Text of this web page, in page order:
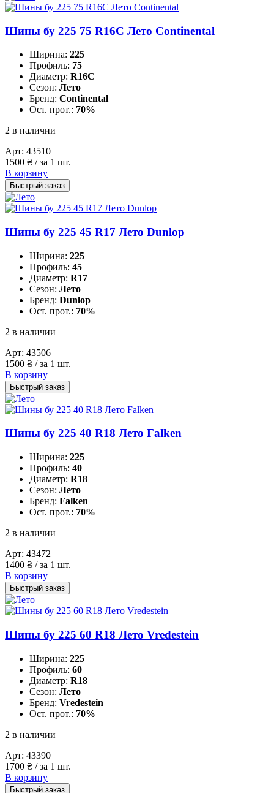
Шины бу 225 75 R16C Лето Continental
Ширина: 225
Профиль: 75
Диаметр: R16C
Сезон: Лето
Бренд: Continental
Ост. прот.: 70%
2 в наличии
Арт: 43510
1500 ₴ / за 1 шт.
В корзину
Быстрый заказ
Шины бу 225 45 R17 Лето Dunlop
Ширина: 225
Профиль: 45
Диаметр: R17
Сезон: Лето
Бренд: Dunlop
Ост. прот.: 70%
2 в наличии
Арт: 43506
1500 ₴ / за 1 шт.
В корзину
Быстрый заказ
Шины бу 225 40 R18 Лето Falken
Ширина: 225
Профиль: 40
Диаметр: R18
Сезон: Лето
Бренд: Falken
Ост. прот.: 70%
2 в наличии
Арт: 43472
1400 ₴ / за 1 шт.
В корзину
Быстрый заказ
Шины бу 225 60 R18 Лето Vredestein
Ширина: 225
Профиль: 60
Диаметр: R18
Сезон: Лето
Бренд: Vredestein
Ост. прот.: 70%
2 в наличии
Арт: 43390
1700 ₴ / за 1 шт.
В корзину
Быстрый заказ